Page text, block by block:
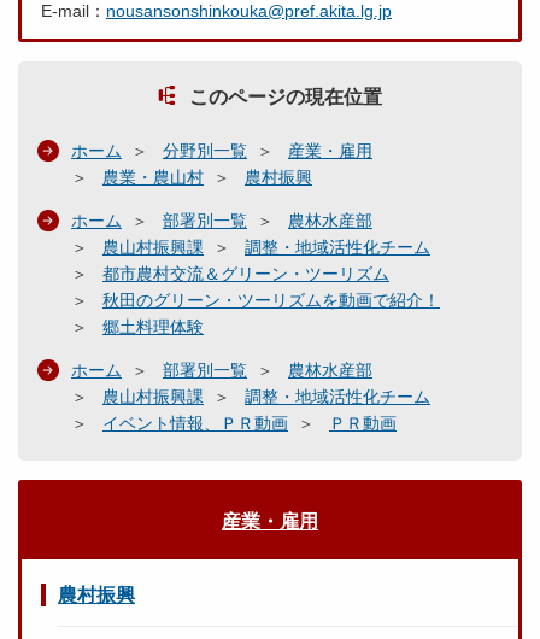
E-mail： nousansonshinkouka@pref.akita.lg.jp
このページの現在位置
ホーム 分野別一覧
産業・雇用
農業・農山村
農村振興
ホーム 部署別一覧
農林水産部
農山村振興課
調整・地域活性化チーム
都市農村交流＆グリーン・ツーリズム
秋田のグリーン・ツーリズムを動画で紹介！
郷土料理体験
ホーム 部署別一覧
農林水産部
農山村振興課
調整・地域活性化チーム
イベント情報、ＰＲ動画
ＰＲ動画
産業・雇用
農村振興